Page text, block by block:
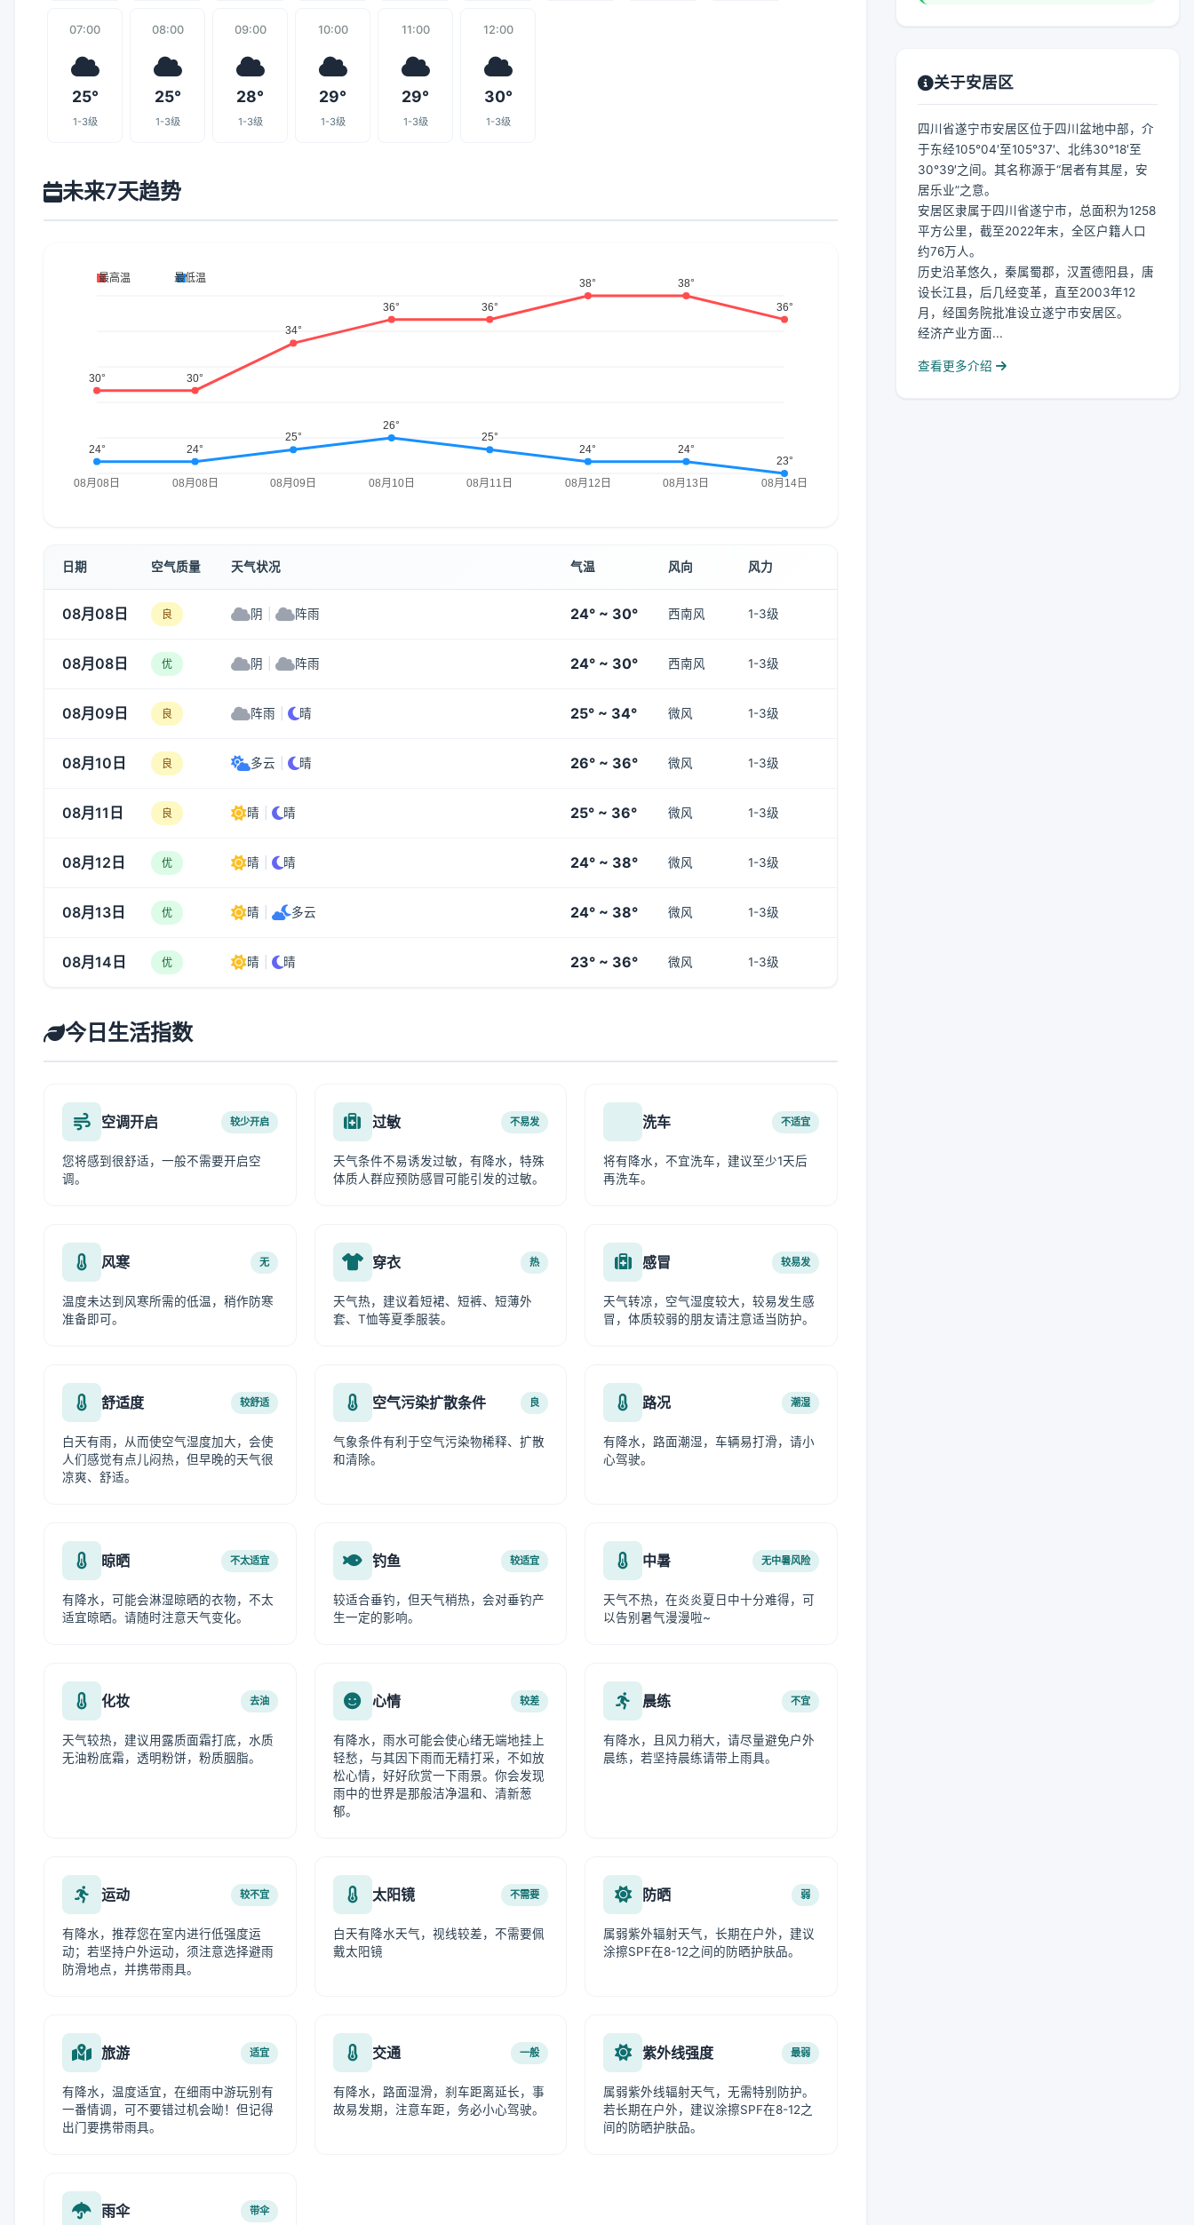
07:00
25°
1-3级
08:00
25°
1-3级
09:00
28°
1-3级
10:00
29°
1-3级
11:00
29°
1-3级
12:00
30°
1-3级
未来7天趋势
日期 空气质量 天气状况 气温 风向 风力
08月08日 良 阴 阵雨 24° ~ 30° 西南风 1-3级
08月08日 优 阴 阵雨 24° ~ 30° 西南风 1-3级
08月09日 良 阵雨 晴 25° ~ 34° 微风 1-3级
08月10日 良 多云 晴 26° ~ 36° 微风 1-3级
08月11日 良 晴 晴 25° ~ 36° 微风 1-3级
08月12日 优 晴 晴 24° ~ 38° 微风 1-3级
08月13日 优 晴 多云 24° ~ 38° 微风 1-3级
08月14日 优 晴 晴 23° ~ 36° 微风 1-3级
今日生活指数
空调开启 较少开启
您将感到很舒适，一般不需要开启空
调。
过敏 不易发
天气条件不易诱发过敏，有降水，特殊
体质人群应预防感冒可能引发的过敏。
洗车 不适宜
将有降水，不宜洗车，建议至少1天后
再洗车。
风寒 无
温度未达到风寒所需的低温，稍作防寒
准备即可。
穿衣 热
天气热，建议着短裙、短裤、短薄外
套、T恤等夏季服装。
感冒 较易发
天气转凉，空气湿度较大，较易发生感
冒，体质较弱的朋友请注意适当防护。
舒适度 较舒适
白天有雨，从而使空气湿度加大，会使
人们感觉有点儿闷热，但早晚的天气很
凉爽、舒适。
空气污染扩散条件 良
气象条件有利于空气污染物稀释、扩散
和清除。
路况 潮湿
有降水，路面潮湿，车辆易打滑，请小
心驾驶。
晾晒 不太适宜
有降水，可能会淋湿晾晒的衣物，不太
适宜晾晒。请随时注意天气变化。
钓鱼 较适宜
较适合垂钓，但天气稍热，会对垂钓产
生一定的影响。
中暑 无中暑风险
天气不热，在炎炎夏日中十分难得，可
以告别暑气漫漫啦~
化妆 去油
天气较热，建议用露质面霜打底，水质
无油粉底霜，透明粉饼，粉质胭脂。
心情 较差
有降水，雨水可能会使心绪无端地挂上
轻愁，与其因下雨而无精打采，不如放
松心情，好好欣赏一下雨景。你会发现
雨中的世界是那般洁净温和、清新葱
郁。
晨练 不宜
有降水，且风力稍大，请尽量避免户外
晨练，若坚持晨练请带上雨具。
运动 较不宜
有降水，推荐您在室内进行低强度运
动；若坚持户外运动，须注意选择避雨
防滑地点，并携带雨具。
太阳镜 不需要
白天有降水天气，视线较差，不需要佩
戴太阳镜
防晒 弱
属弱紫外辐射天气，长期在户外，建议
涂擦SPF在8-12之间的防晒护肤品。
旅游 适宜
有降水，温度适宜，在细雨中游玩别有
一番情调，可不要错过机会呦！但记得
出门要携带雨具。
交通 一般
有降水，路面湿滑，刹车距离延长，事
故易发期，注意车距，务必小心驾驶。
紫外线强度 最弱
属弱紫外线辐射天气，无需特别防护。
若长期在户外，建议涂擦SPF在8-12之
间的防晒护肤品。
雨伞 带伞
关于安居区
四川省遂宁市安居区位于四川盆地中部，介
于东经105°04′至105°37′、北纬30°18′至
30°39′之间。其名称源于“居者有其屋，安
居乐业”之意。
安居区隶属于四川省遂宁市，总面积为1258
平方公里，截至2022年末，全区户籍人口
约76万人。
历史沿革悠久，秦属蜀郡，汉置德阳县，唐
设长江县，后几经变革，直至2003年12
月，经国务院批准设立遂宁市安居区。
经济产业方面...
查看更多介绍